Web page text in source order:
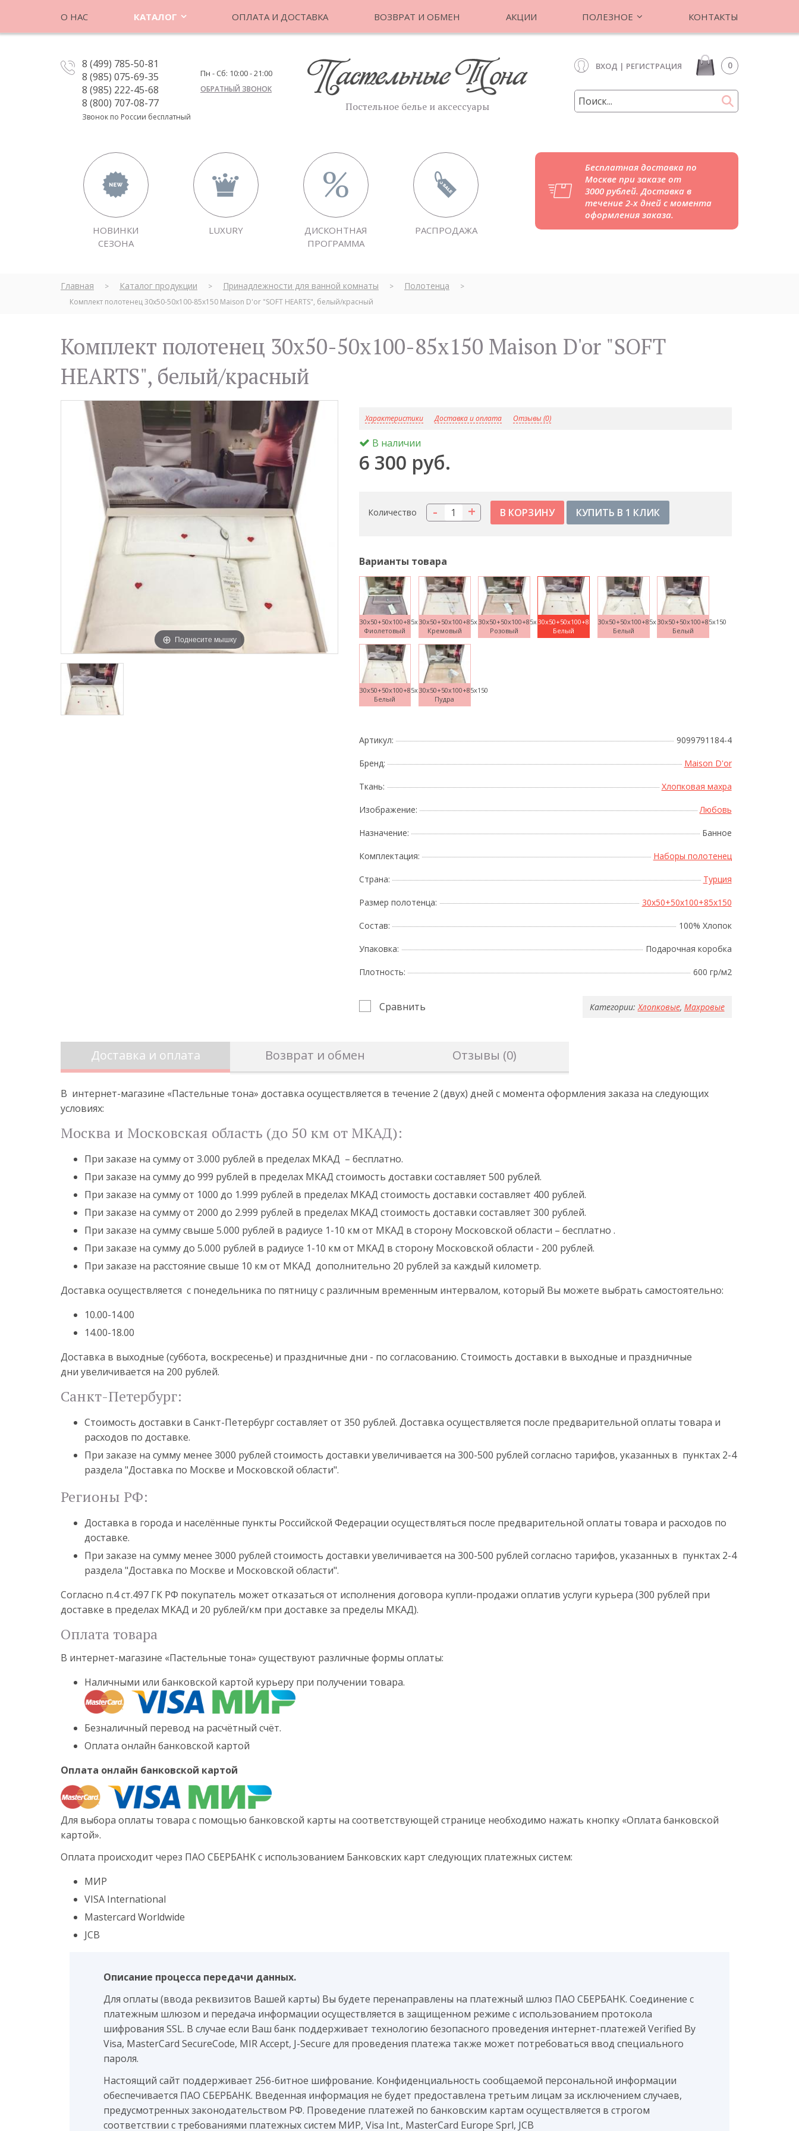
О НАС КАТАЛОГ ОПЛАТА И ДОСТАВКА ВОЗВРАТ И ОБМЕН АКЦИИ ПОЛЕЗНОЕ КОНТАКТЫ
8 (499) 785-50-81
8 (985) 075-69-35
8 (985) 222-45-68
8 (800) 707-08-77
Звонок по России бесплатный
Пн - Сб: 10:00 - 21:00
ОБРАТНЫЙ ЗВОНОК
ВХОД | РЕГИСТРАЦИЯ 0
Постельное белье и аксессуары
НОВИНКИ
СЕЗОНА
LUXURY
ДИСКОНТНАЯ
ПРОГРАММА
РАСПРОДАЖА
Бесплатная доставка по
Москве при заказе от
3000 рублей. Доставка в
течение 2-х дней с момента
оформления заказа.
Главная > Каталог продукции > Принадлежности для ванной комнаты > Полотенца
>
Комплект полотенец 30x50-50x100-85x150 Maison D'or "SOFT HEARTS", белый/красный
Комплект полотенец 30x50-50x100-85x150 Maison D'or "SOFT
HEARTS", белый/красный
Поднесите мышку Поднесите мышку
Характеристики Доставка и оплата Отзывы (0)
В наличии
6 300 руб.
Количество +
- КУПИТЬ В 1 КЛИК
Варианты товара
30x50+50x100+85x150
Фиолетовый
30x50+50x100+85x150
Кремовый
30x50+50x100+85x150
Розовый
30x50+50x100+85x150
Белый
30x50+50x100+85x150
Белый
30x50+50x100+85x150
Белый
30x50+50x100+85x150
Белый
30x50+50x100+85x150
Пудра
Артикул: 9099791184-4
Бренд: Maison D'or
Ткань: Хлопковая махра
Изображение: Любовь
Назначение: Банное
Комплектация: Наборы полотенец
Страна: Турция
Размер полотенца: 30x50+50x100+85x150
Состав: 100% Хлопок
Упаковка: Подарочная коробка
Плотность: 600 гр/м2
Сравнить Категории: Хлопковые, Махровые
Доставка и оплата Возврат и обмен Отзывы (0)
В интернет-магазине «Пастельные тона» доставка осуществляется в течение 2 (двух) дней с момента оформления заказа на следующих
условиях:
Москва и Московская область (до 50 км от МКАД):
При заказе на сумму от 3.000 рублей в пределах МКАД – бесплатно.
При заказе на сумму до 999 рублей в пределах МКАД стоимость доставки составляет 500 рублей.
При заказе на сумму от 1000 до 1.999 рублей в пределах МКАД стоимость доставки составляет 400 рублей.
При заказе на сумму от 2000 до 2.999 рублей в пределах МКАД стоимость доставки составляет 300 рублей.
При заказе на сумму свыше 5.000 рублей в радиусе 1-10 км от МКАД в сторону Московской области – бесплатно .
При заказе на сумму до 5.000 рублей в радиусе 1-10 км от МКАД в сторону Московской области - 200 рублей.
При заказе на расстояние свыше 10 км от МКАД дополнительно 20 рублей за каждый километр.
Доставка осуществляется с понедельника по пятницу с различным временным интервалом, который Вы можете выбрать самостоятельно:
10.00-14.00
14.00-18.00
Доставка в выходные (суббота, воскресенье) и праздничные дни - по согласованию. Стоимость доставки в выходные и праздничные
дни увеличивается на 200 рублей.
Санкт-Петербург:
Стоимость доставки в Санкт-Петербург составляет от 350 рублей. Доставка осуществляется после предварительной оплаты товара и
расходов по доставке.
При заказе на сумму менее 3000 рублей стоимость доставки увеличивается на 300-500 рублей согласно тарифов, указанных в пунктах 2-4
раздела "Доставка по Москве и Московской области".
Регионы РФ:
Доставка в города и населённые пункты Российской Федерации осуществляться после предварительной оплаты товара и расходов по
доставке.
При заказе на сумму менее 3000 рублей стоимость доставки увеличивается на 300-500 рублей согласно тарифов, указанных в пунктах 2-4
раздела "Доставка по Москве и Московской области".
Согласно п.4 ст.497 ГК РФ покупатель может отказаться от исполнения договора купли-продажи оплатив услуги курьера (300 рублей при
доставке в пределах МКАД и 20 рублей/км при доставке за пределы МКАД).
Оплата товара
В интернет-магазине «Пастельные тона» существуют различные формы оплаты:
Наличными или банковской картой курьеру при получении товара.
Безналичный перевод на расчётный счёт.
Оплата онлайн банковской картой
Оплата онлайн банковской картой
Для выбора оплаты товара с помощью банковской карты на соответствующей странице необходимо нажать кнопку «Оплата банковской
картой».
Оплата происходит через ПАО СБЕРБАНК с использованием Банковских карт следующих платежных систем:
МИР
VISA International
Mastercard Worldwide
JCB
Описание процесса передачи данных.
Для оплаты (ввода реквизитов Вашей карты) Вы будете перенаправлены на платежный шлюз ПАО СБЕРБАНК. Соединение с
платежным шлюзом и передача информации осуществляется в защищенном режиме с использованием протокола
шифрования SSL. В случае если Ваш банк поддерживает технологию безопасного проведения интернет-платежей Verified By
Visa, MasterCard SecureCode, MIR Accept, J-Secure для проведения платежа также может потребоваться ввод специального
пароля.
Настоящий сайт поддерживает 256-битное шифрование. Конфиденциальность сообщаемой персональной информации
обеспечивается ПАО СБЕРБАНК. Введенная информация не будет предоставлена третьим лицам за исключением случаев,
предусмотренных законодательством РФ. Проведение платежей по банковским картам осуществляется в строгом
соответствии с требованиями платежных систем МИР, Visa Int., MasterCard Europe Sprl, JCB